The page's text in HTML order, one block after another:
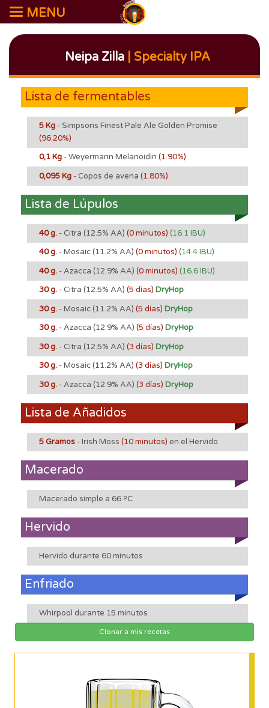
MENU
Neipa Zilla | Specialty IPA
Lista de fermentables
5 Kg - Simpsons Finest Pale Ale Golden Promise
(96.20%)
0,1 Kg - Weyermann Melanoidin (1.90%)
0,095 Kg - Copos de avena (1.80%)
Lista de Lúpulos
40 g. - Citra (12.5% AA) (0 minutos) (16.1 IBU)
40 g. - Mosaic(11.2% AA) (0 minutos) (14.4 IBU)
40 g. - Azacca (12.9% AA) (0 minutos) (16.6 IBU)
30 g. - Citra (12.5% AA) (5 días) DryHop
30 g. - Mosaic (11.2% AA) (5 días) DryHop
30 g. - Azacca (12.9% AA) (5 días) DryHop
30 g. - Citra (12.5% AA) (3 días) DryHop
30 g. - Mosaic(11.2% AA) (3 días) DryHop
30 g. - Azacca (12.9% AA) (3 días) DryHop
Lista de Añadidos
5 Gramos - Irish Moss (10 minutos) en el Hervido
Macerado
Macerado simple a 66 ºC
Hervido
Hervido durante 60 minutos
Enfriado
Whirpool durante 15 minutos
Clonar a mis recetas